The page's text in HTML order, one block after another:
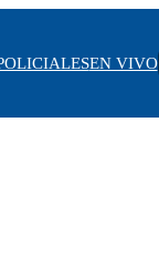
EN VIVO